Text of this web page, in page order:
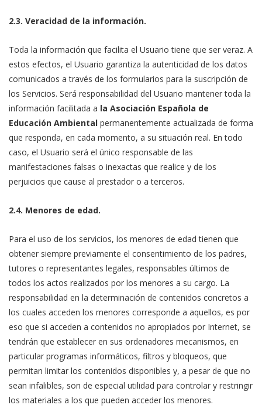
2.3. Veracidad de la información.
Toda la información que facilita el Usuario tiene que ser veraz. A
estos efectos, el Usuario garantiza la autenticidad de los datos
comunicados a través de los formularios para la suscripción de
los Servicios. Será responsabilidad del Usuario mantener toda la
información facilitada a la Asociación Española de
Educación Ambiental permanentemente actualizada de forma
que responda, en cada momento, a su situación real. En todo
caso, el Usuario será el único responsable de las
manifestaciones falsas o inexactas que realice y de los
perjuicios que cause al prestador o a terceros.
2.4. Menores de edad.
Para el uso de los servicios, los menores de edad tienen que
obtener siempre previamente el consentimiento de los padres,
tutores o representantes legales, responsables últimos de
todos los actos realizados por los menores a su cargo. La
responsabilidad en la determinación de contenidos concretos a
los cuales acceden los menores corresponde a aquellos, es por
eso que si acceden a contenidos no apropiados por Internet, se
tendrán que establecer en sus ordenadores mecanismos, en
particular programas informáticos, filtros y bloqueos, que
permitan limitar los contenidos disponibles y, a pesar de que no
sean infalibles, son de especial utilidad para controlar y restringir
los materiales a los que pueden acceder los menores.